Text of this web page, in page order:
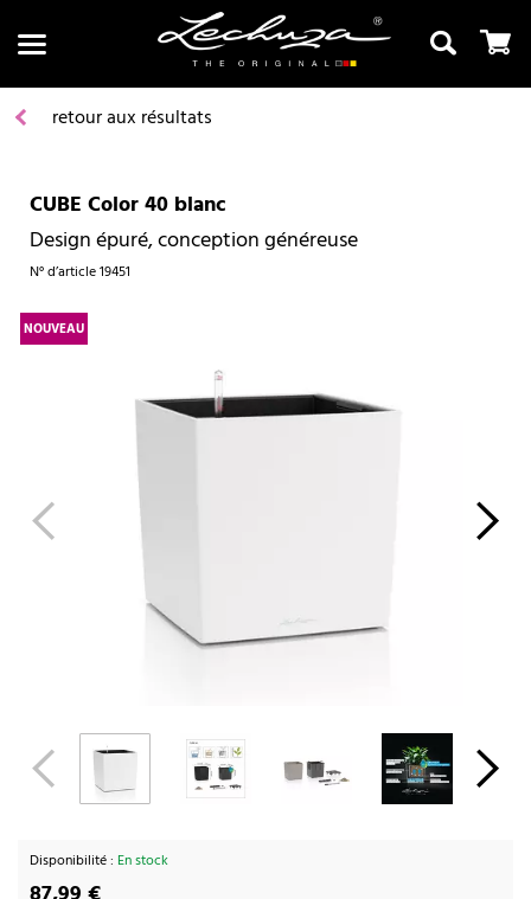
Recherche
retour aux résultats
CUBE Color 40 blanc
Design épuré, conception généreuse
N° d’article19451
NOUVEAU
Disponibilité : En stock